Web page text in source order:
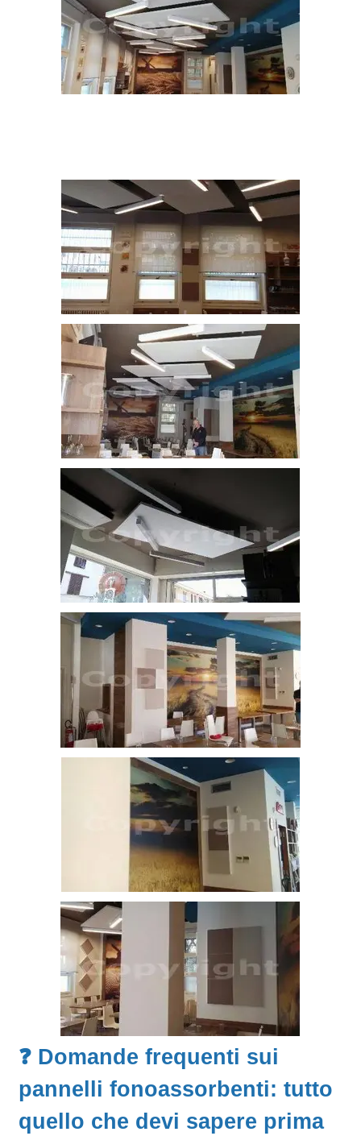
❓ Domande frequenti sui
pannelli fonoassorbenti: tutto
quello che devi sapere prima